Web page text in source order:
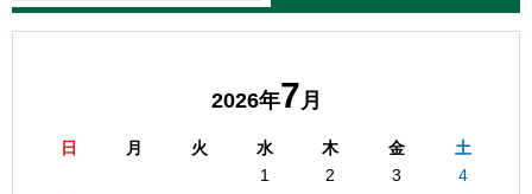
2026年7月
日 月 火 水 木 金
土
1
2 3
4